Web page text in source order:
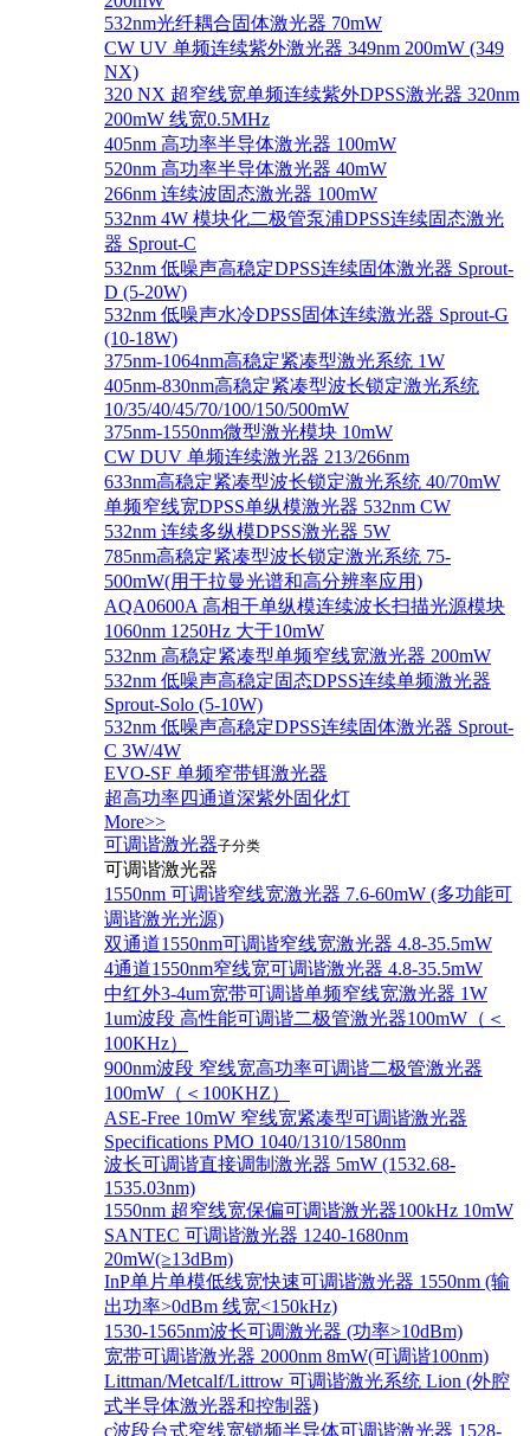
532nm光纤耦合固体激光器 70mW
CW UV 单频连续紫外激光器 349nm 200mW (349
NX)
320 NX 超窄线宽单频连续紫外DPSS激光器 320nm
200mW 线宽0.5MHz
405nm 高功率半导体激光器 100mW
520nm 高功率半导体激光器 40mW
266nm 连续波固态激光器 100mW
532nm 4W 模块化二极管泵浦DPSS连续固态激光
器 Sprout-C
532nm 低噪声高稳定DPSS连续固体激光器 Sprout-
D (5-20W)
532nm 低噪声水冷DPSS固体连续激光器 Sprout-G
(10-18W)
375nm-1064nm高稳定紧凑型激光系统 1W
405nm-830nm高稳定紧凑型波长锁定激光系统
10/35/40/45/70/100/150/500mW
375nm-1550nm微型激光模块 10mW
CW DUV 单频连续激光器 213/266nm
633nm高稳定紧凑型波长锁定激光系统 40/70mW
单频窄线宽DPSS单纵模激光器 532nm CW
532nm 连续多纵模DPSS激光器 5W
785nm高稳定紧凑型波长锁定激光系统 75-
500mW(用于拉曼光谱和高分辨率应用)
AQA0600A 高相干单纵模连续波长扫描光源模块
1060nm 1250Hz 大于10mW
532nm 高稳定紧凑型单频窄线宽激光器 200mW
532nm 低噪声高稳定固态DPSS连续单频激光器
Sprout‐Solo (5-10W)
532nm 低噪声高稳定DPSS连续固体激光器 Sprout-
C 3W/4W
EVO-SF 单频窄带铒激光器
超高功率四通道深紫外固化灯
More>>
可调谐激光器子分类
可调谐激光器
1550nm 可调谐窄线宽激光器 7.6-60mW (多功能可
调谐激光光源)
双通道1550nm可调谐窄线宽激光器 4.8-35.5mW
4通道1550nm窄线宽可调谐激光器 4.8-35.5mW
中红外3-4um宽带可调谐单频窄线宽激光器 1W
1um波段 高性能可调谐二极管激光器100mW（＜
100KHz）
900nm波段 窄线宽高功率可调谐二极管激光器
100mW（＜100KHZ）
ASE-Free 10mW 窄线宽紧凑型可调谐激光器
Specifications PMO 1040/1310/1580nm
波长可调谐直接调制激光器 5mW (1532.68-
1535.03nm)
1550nm 超窄线宽保偏可调谐激光器100kHz 10mW
SANTEC 可调谐激光器 1240-1680nm
20mW(≥13dBm)
InP单片单模低线宽快速可调谐激光器 1550nm (输
出功率>0dBm 线宽<150kHz)
1530-1565nm波长可调激光器 (功率>10dBm)
宽带可调谐激光器 2000nm 8mW(可调谐100nm)
Littman/Metcalf/Littrow 可调谐激光系统 Lion (外腔
式半导体激光器和控制器)
c波段台式窄线宽锁频半导体可调谐激光器 1528-